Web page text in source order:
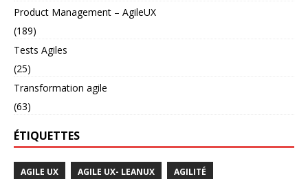
Product Management – AgileUX
(189)
Tests Agiles
(25)
Transformation agile
(63)
ÉTIQUETTES
AGILE UX AGILE UX- LEANUX AGILITÉ